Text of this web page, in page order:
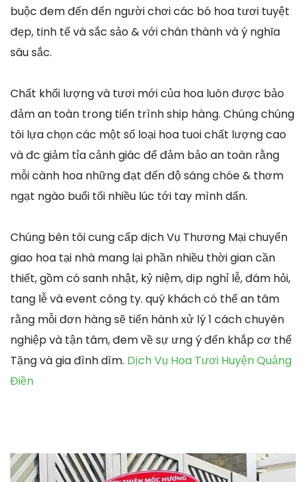
buộc đem đến đến người chơi các bó hoa tươi tuyệt
đẹp, tinh tế và sắc sảo & với chân thành và ý nghĩa
sâu sắc.
Chất khối lượng và tươi mới của hoa luôn được bảo
đảm an toàn trong tiến trình ship hàng. Chúng chúng
tôi lựa chọn các một số loại hoa tuoi chất lượng cao
và đc giảm tỉa cảnh giác để đảm bảo an toàn rằng
mỗi cành hoa những đạt đến độ sáng chóe & thơm
ngạt ngào buổi tối nhiều lúc tới tay mình dấn.
Chúng bên tôi cung cấp dịch Vụ Thương Mại chuyển
giao hoa tại nhà mang lại phần nhiều thời gian cần
thiết, gồm có sanh nhật, kỷ niệm, dịp nghỉ lễ, đám hỏi,
tang lễ và event công ty. quý khách có thể an tâm
rằng mỗi đơn hàng sẽ tiến hành xử lý 1 cách chuyên
nghiệp và tận tâm, đem về sự ưng ý đến khắp cơ thể
Tặng và gia đình dìm. Dịch Vụ Hoa Tươi Huyện Quảng
Điền